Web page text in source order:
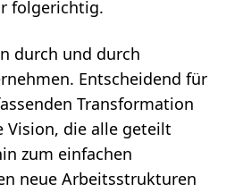
folgerichtig.
durch und durch
Entscheidend für
Transformation
Vision, die alle geteilt
zum einfachen
neue Arbeitsstrukturen